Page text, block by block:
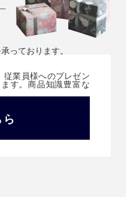
っております。
従業員様へのプレゼン
す。商品知識豊富な